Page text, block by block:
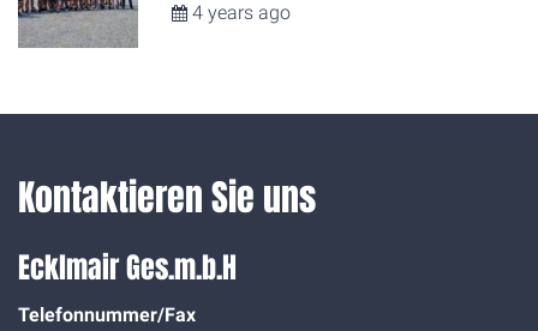
4 years ago
Kontaktieren Sie uns
Ecklmair Ges.m.b.H
Telefonnummer/Fax